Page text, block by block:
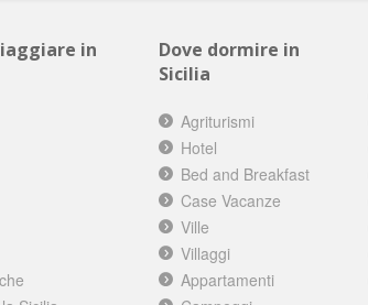
in
Dove dormire in
Sicilia
Agriturismi
Hotel
Bed and Breakfast
Case Vacanze
Ville
Villaggi
Appartamenti